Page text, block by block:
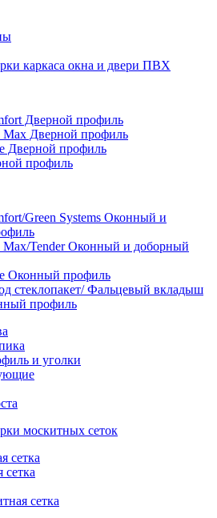
каркаса окна и двери ПВХ
Дверной профиль
Мax Дверной профиль
Дверной профиль
профиль
Green Systems Оконный и
Max/Tender Оконный и доборный
Оконный профиль
стеклопакет/ Фальцевый вкладыш
профиль
и уголки
москитных сеток
сетка
сетка
сетка